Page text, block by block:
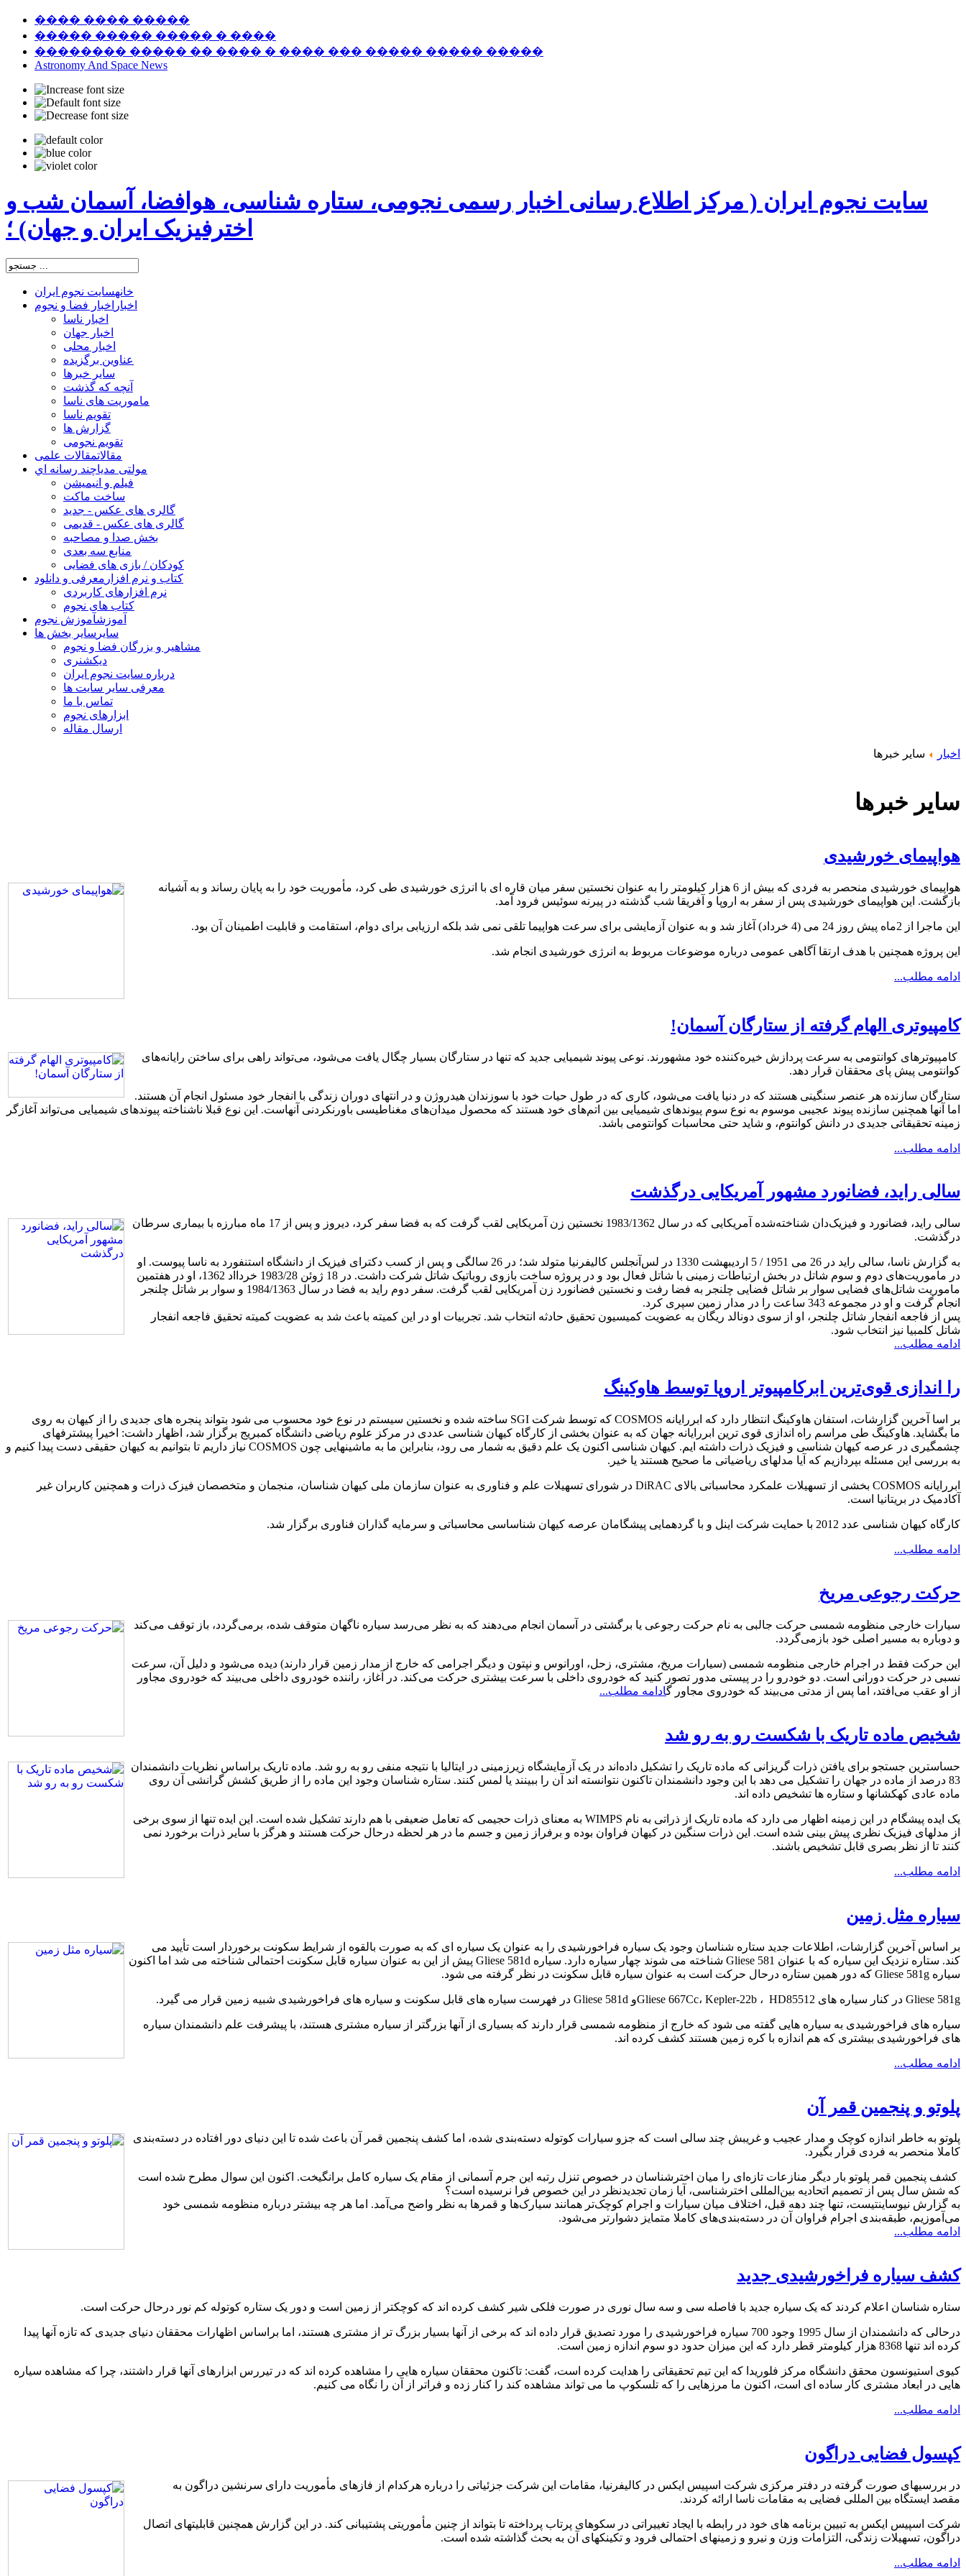
���� ���� �����
����� ����� ����� � ����
�������� ����� �� ���� � ���� ��� ����� ����� �����
Astronomy And Space News
سایت نجوم ایران ( مرکز اطلاع رسانی اخبار رسمی نجومی، ستاره شناسی، هوافضا، آسمان شب و
اخترفیزیک ایران و جهان) ؛
خانهسایت نجوم ایران
اخبار اخبار فضا و نجوم
اخبار ناسا
اخبار جهان
اخبار محلی
عناوین برگزیده
سایر خبرها
آنچه که گذشت
ماموریت های ناسا
تقویم ناسا
گزارش ها
تقویم نجومی
مقالاتمقالات علمی
مولتی مدیاچند رسانه اي
فیلم و انیمیشن
ساخت ماکت
گالری های عکس - جدید
گالری های عکس - قدیمی
بخش صدا و مصاحبه
منابع سه بعدی
کودکان / بازی های فضایی
کتاب و نرم افزار معرفی و دانلود
نرم افزارهای کاربردی
کتاب های نجوم
آموزشآموزش نجوم
سایر سایر بخش ها
مشاهیر و بزرگان فضا و نجوم
دیکشنری
درباره سایت نجوم ایران
معرفی سایر سایت ها
تماس با ما
ابزارهای نجوم
ارسال مقاله
اخبار سایر خبرها
سایر خبرها
هواپیمای خورشیدی
هواپیمای خورشیدی منحصر به فردی که بیش از 6 هزار کیلومتر را به عنوان نخستین سفر میان قاره ای با انرژی خورشیدی طی کرد، مأموریت خود را به پایان رساند و به آشیانه
بازگشت. این هواپیمای خورشیدی پس از سفر به اروپا و آفریقا شب گذشته در پیرنه سوئیس فرود آمد.
این ماجرا از 2ماه پیش روز 24 می (4 خرداد) آغاز شد و به عنوان آزمایشی برای سرعت هواپیما تلقی نمی شد بلکه ارزیابی برای دوام، استقامت و قابلیت اطمینان آن بود.
این پروژه همچنین با هدف ارتقا آگاهی عمومی درباره موضوعات مربوط به انرژی خورشیدی انجام شد.
ادامه مطلب...
کامپیوتری الهام گرفته از ستارگان آسمان!
کامپیوترهای کوانتومی به سرعت پردازش خیره‌کننده خود مشهورند. نوعی پیوند شیمیایی جدید که تنها در ستارگان بسیار چگال یافت می‌شود، می‌تواند راهی برای ساختن رایانه‌های
کوانتومی پیش پای محققان قرار دهد.
ستارگان سازنده هر عنصر سنگینی هستند که در دنیا یافت می‌شود، کاری که در طول حیات خود با سوزندان هیدروژن و در انتهای دوران زندگی با انفجار خود مسئول انجام آن هستند.
اما آنها همچنین سازنده پیوند عجیبی موسوم به نوع سوم پیوندهای شیمیایی بین اتم‌های خود هستند که محصول میدان‌های مغناطیسی باورنکردنی آنهاست. این نوع قبلا ناشناخته پیوندهای شیمیایی می‌تواند آغازگر
زمینه تحقیقاتی جدیدی در دانش کوانتوم، و شاید حتی محاسبات کوانتومی باشد.
ادامه مطلب...
سالی راید، فضانورد مشهور آمریکایی درگذشت
سالی راید، فضانورد و فیزیک‌دان شناخته‌شده آمریکایی که در سال 1983/1362 نخستین زن آمریکایی لقب گرفت که به فضا سفر کرد، دیروز و پس از 17 ماه مبارزه با بیماری سرطان
درگذشت.
به گزارش ناسا، سالی راید در 26 می 1951 / 5 اردیبهشت 1330 در لس‌آنجلس کالیفرنیا متولد شد؛ در 26 سالگی و پس از کسب دکترای فیزیک از دانشگاه استنفورد به ناسا پیوست. او
در ماموریت‌های دوم و سوم شاتل در بخش ارتباطات زمینی با شاتل فعال بود و در پروژه ساخت بازوی روباتیک شاتل شرکت داشت. در 18 ژوئن 1983/28 خردااد 1362، او در هفتمین
ماموریت شاتل‌های فضایی سوار بر شاتل فضایی چلنجر به فضا رفت و نخستین فضانورد زن آمریکایی لقب گرفت. سفر دوم راید به فضا در سال 1984/1363 و سوار بر شاتل چلنجر
انجام گرفت و او در مجموعه 343 ساعت را در مدار زمین سپری کرد.
پس از فاجعه انفجار شاتل چلنجر، او از سوی دونالد ریگان به عضویت کمیسیون تحقیق حادثه انتخاب شد. تجربیات او در این کمیته باعث شد به عضویت کمیته تحقیق فاجعه انفجار
شاتل کلمبیا نیز انتخاب شود.
ادامه مطلب...
را اندازی قوی‌ترین ابرکامپیوتر اروپا توسط هاوکینگ
بر اسا آخرین گزارشات، استفان هاوکینگ انتظار دارد که ابررایانه COSMOS که توسط شرکت SGI ساخته شده و نخستین سیستم در نوع خود محسوب می شود بتواند پنجره های جدیدی را از کیهان به روی
ما بگشاید. هاوکینگ طی مراسم راه اندازی قوی ترین ابررایانه جهان که به عنوان بخشی از کارگاه کیهان شناسی عددی در مرکز علوم ریاضی دانشگاه کمبریج برگزار شد، اظهار داشت: اخیرا پیشترفهای
چشمگیری در عرصه کیهان شناسی و فیزیک ذرات داشته ایم. کیهان شناسی اکنون یک علم دقیق به شمار می رود، بنابراین ما به ماشینهایی چون COSMOS نیاز داریم تا بتوانیم به کیهان حقیقی دست پیدا کنیم و
به بررسی این مسئله بپردازیم که آیا مدلهای ریاضیاتی ما صحیح هستند یا خیر.
ابررایانه COSMOS بخشی از تسهیلات علمکرد محاسباتی بالای DiRAC در شورای تسهیلات علم و فناوری به عنوان سازمان ملی کیهان شناسان، منجمان و متخصصان فیزک ذرات و همچنین کاربران غیر
آکادمیک در بریتانیا است.
کارگاه کیهان شناسی عدد 2012 با حمایت شرکت اینل و با گردهمایی پیشگامان عرصه کیهان شناساسی محاسباتی و سرمایه گذاران فناوری برگزار شد.
ادامه مطلب...
حرکت رجوعی مریخ
سیارات خارجی منظومه شمسی حرکت جالبی به نام حرکت رجوعی یا برگشتی در آسمان انجام می‌دهند که به نظر می‌رسد سیاره ناگهان متوقف شده، برمی‌گردد، باز توقف می‌کند
و دوباره به مسیر اصلی خود بازمی‌گردد.
این حرکت فقط در اجرام خارجی منظومه شمسی (سیارات مریخ، مشتری، زحل، اورانوس و نپتون و دیگر اجرامی که خارج از مدار زمین قرار دارند) دیده می‌شود و دلیل آن، سرعت
نسبی در حرکت دورانی است. دو خودرو را در پیستی مدور تصور کنید که خودروی داخلی با سرعت بیشتری حرکت می‌کند. در آغاز، راننده خودروی داخلی می‌بیند که خودروی مجاور
از او عقب می‌افتد، اما پس از مدتی می‌بیند که خودروی مجاور گادامه مطلب...
شخیص ماده تاریک با شکست رو به رو شد
حساسترین جستجو برای یافتن ذرات گریزانی که ماده تاریک را تشکیل داده‌اند در یک آزمایشگاه زیرزمینی در ایتالیا با نتیجه منفی رو به رو شد. ماده تاریک براساس نظریات دانشمندان
83 درصد از ماده در جهان را تشکیل می دهد با این وجود دانشمندان تاکنون نتوانسته اند آن را ببینند یا لمس کنند. ستاره شناسان وجود این ماده را از طریق کشش گرانشی آن روی
ماده عادی کهکشانها و ستاره ها تشخیص داده اند.
یک ایده پیشگام در این زمینه اظهار می دارد که ماده تاریک از ذراتی به نام WIMPS به معنای ذرات حجیمی که تعامل ضعیفی با هم دارند تشکیل شده است. این ایده تنها از سوی برخی
از مدلهای فیزیک نظری پیش بینی شده است. این ذرات سنگین در کیهان فراوان بوده و برفراز زمین و جسم ما در هر لحظه درحال حرکت هستند و هرگز با سایر ذرات برخورد نمی
کنند تا از نظر بصری قابل تشخیص باشند.
ادامه مطلب...
سياره مثل زمين
بر اساس آخرین گزارشات، اطلاعات جدید ستاره شناسان وجود یک سیاره فراخورشیدی را به عنوان یک سیاره ای که به صورت بالقوه از شرایط سکونت برخوردار است تأیید می
کند. ستاره نزدیک این سیاره که با عنوان Gliese 581 شناخته می شوند چهار سیاره دارد. سیاره Gliese 581d پیش از این به عنوان سیاره قابل سکونت احتمالی شناخته می شد اما اکنون
سیاره Gliese 581g که دور همین ستاره درحال حرکت است به عنوان سیاره قابل سکونت در نظر گرفته می شود.
Gliese 581g در کنار سیاره های Gliese 667Cc، Kepler-22b ، HD85512و Gliese 581d در فهرست سیاره های قابل سکونت و سیاره های فراخورشیدی شبیه زمین قرار می گیرد.
سیاره های فراخورشیدی به سیاره هایی گفته می شود که خارج از منظومه شمسی قرار دارند که بسیاری از آنها بزرگتر از سیاره مشتری هستند، با پیشرفت علم دانشمندان سیاره
های فراخورشیدی بیشتری که هم اندازه با کره زمین هستند کشف کرده اند.
ادامه مطلب...
پلوتو و پنجمین قمر آن
پلوتو به خاطر اندازه کوچک و مدار عجیب و غریبش چند سالی است که جزو سیارات کوتوله دسته‌بندی شده، اما کشف پنجمین قمر آن باعث شده تا این دنیای دور افتاده در دسته‌بندی
کاملا منحصر به فردی قرار بگیرد.
کشف پنجمین قمر پلوتو بار دیگر منازعات تازه‌ای را میان اخترشناسان در خصوص تنزل رتبه این جرم آسمانی از مقام یک سیاره کامل برانگیخت. اکنون این سوال مطرح شده است
که شش سال پس از تصمیم اتحادیه بین‌المللی اخترشناسی، آیا زمان تجدیدنظر در این خصوص فرا نرسیده است؟
به گزارش نیوساینتیست، تنها چند دهه قبل، اختلاف میان سیارات و اجرام کوچک‌تر همانند سیارک‌ها و قمرها به نظر واضح می‌آمد. اما هر چه بیشتر درباره منظومه شمسی خود
می‌آموزیم، طبقه‌بندی اجرام فراوان آن در دسته‌بندی‌های کاملا متمایز دشوارتر می‌شود.
ادامه مطلب...
کشف سیاره فراخورشیدی جدید
ستاره شناسان اعلام کردند که یک سیاره جدید با فاصله سی و سه سال نوری در صورت فلکی شیر کشف کرده اند که کوچکتر از زمین است و دور یک ستاره کوتوله کم نور درحال حرکت است.
درحالی که دانشمندان از سال 1995 وجود 700 سیاره فراخورشیدی را مورد تصدیق قرار داده اند که برخی از آنها بسیار بزرگ تر از مشتری هستند، اما براساس اظهارات محققان دنیای جدیدی که تازه آنها پیدا
کرده اند تنها 8368 هزار کیلومتر قطر دارد که این میزان حدود دو سوم اندازه زمین است.
کیوی استیونسون محقق دانشگاه مرکز فلوریدا که این تیم تحقیقاتی را هدایت کرده است، گفت: تاکنون محققان سیاره هایی را مشاهده کرده اند که در تیررس ابزارهای آنها قرار داشتند، چرا که مشاهده سیاره
هایی در ابعاد مشتری کار ساده ای است، اکنون ما مرزهایی را که تلسکوپ ما می تواند مشاهده کند را کنار زده و فراتر از آن را نگاه می کنیم.
ادامه مطلب...
کپسول فضایی دراگون
در بررسیهای صورت گرفته در دفتر مرکزی شرکت اسپیس ایکس در کالیفرنیا، مقامات این شرکت جزئیاتی را درباره هرکدام از فازهای مأموریت دارای سرنشین دراگون به
مقصد ایستگاه بین المللی فضایی به مقامات ناسا ارائه کردند.
شرکت اسپیس ایکس به تبیین برنامه های خود در رابطه با ایجاد تغییراتی در سکوهای پرتاب پرداخته تا بتواند از چنین مأموریتی پشتیبانی کند. در این گزارش همچنین قابلیتهای اتصال
دراگون، تسهیلات زندگی، التزامات وزن و نیرو و زمینهای احتمالی فرود و تکینکهای آن به بحث گذاشته شده است.
ادامه مطلب...